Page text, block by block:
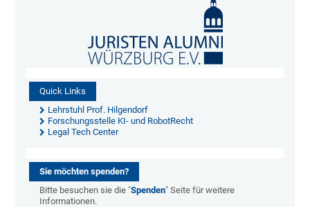
Quick Links
Lehrstuhl Prof. Hilgendorf
Forschungsstelle KI- und RobotRecht
Legal Tech Center
Sie möchten spenden?
Bitte besuchen sie die "Spenden" Seite für weitere
Informationen.